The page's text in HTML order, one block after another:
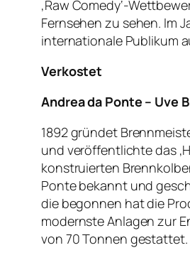
‚Raw Comedy‘-
Fernsehen zu sehen. Im
internationale Publikum
Verkostet
Andrea da Ponte – Uve
1892 gründet
und veröffentlichte das
konstruierten
Ponte bekannt und
die begonnen hat die
modernste Anlagen zur
von 70 Tonnen